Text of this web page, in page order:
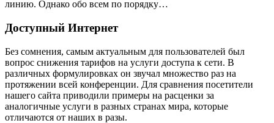
линию. Однако обо всем по порядку…
Доступный Интернет
Без сомнения, самым актуальным для пользователей был
вопрос снижения тарифов на услуги доступа к сети. В
различных формулировках он звучал множество раз на
протяжении всей конференции. Для сравнения посетители
нашего сайта приводили примеры на расценки за
аналогичные услуги в разных странах мира, которые
отличаются от наших в разы.